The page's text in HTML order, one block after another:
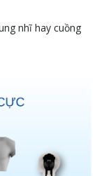
nhĩ hay cuồng